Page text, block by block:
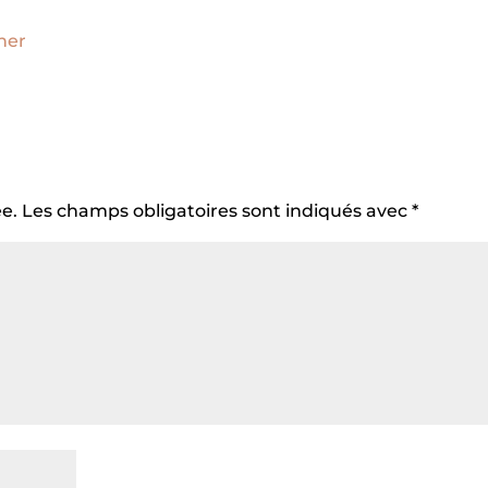
Les champs obligatoires sont indiqués avec *